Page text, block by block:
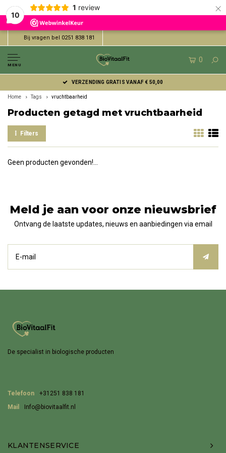
10
1 review ×
Bij vragen bel 0251 838 181
MENU
0
VERZENDING GRATIS VANAF € 50,00
Home Tags vruchtbaarheid
Producten getagd met vruchtbaarheid
Filters
Geen producten gevonden!...
Meld je aan voor onze nieuwsbrief
Ontvang de laatste updates, nieuws en aanbiedingen via email
De specialist in biologische producten
Telefoon
+31251 838 181
Mail
Info@biovitaalfit.nl
KLANTENSERVICE